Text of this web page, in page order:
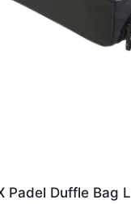
Padel Duffle Bag L